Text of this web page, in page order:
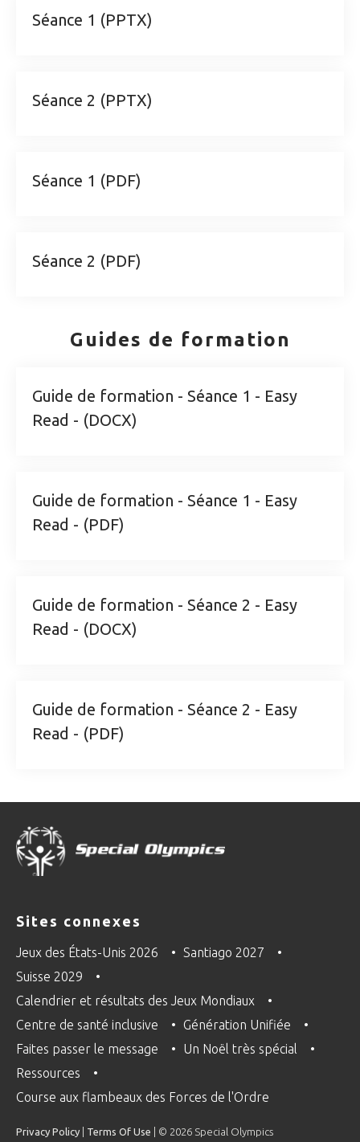
Séance 1 (PPTX)
Séance 2 (PPTX)
Séance 1 (PDF)
Séance 2 (PDF)
Guides de formation
Guide de formation - Séance 1 - Easy
Read - (DOCX)
Guide de formation - Séance 1 - Easy
Read - (PDF)
Guide de formation - Séance 2 - Easy
Read - (DOCX)
Guide de formation - Séance 2 - Easy
Read - (PDF)
Sites connexes
Jeux des États-Unis 2026
Santiago 2027
Suisse 2029
Calendrier et résultats des Jeux Mondiaux
Centre de santé inclusive
Génération Unifiée
Faites passer le message
Un Noël très spécial
Ressources
Course aux flambeaux des Forces de l'Ordre
Privacy Policy Terms Of Use | © 2026 Special Olympics